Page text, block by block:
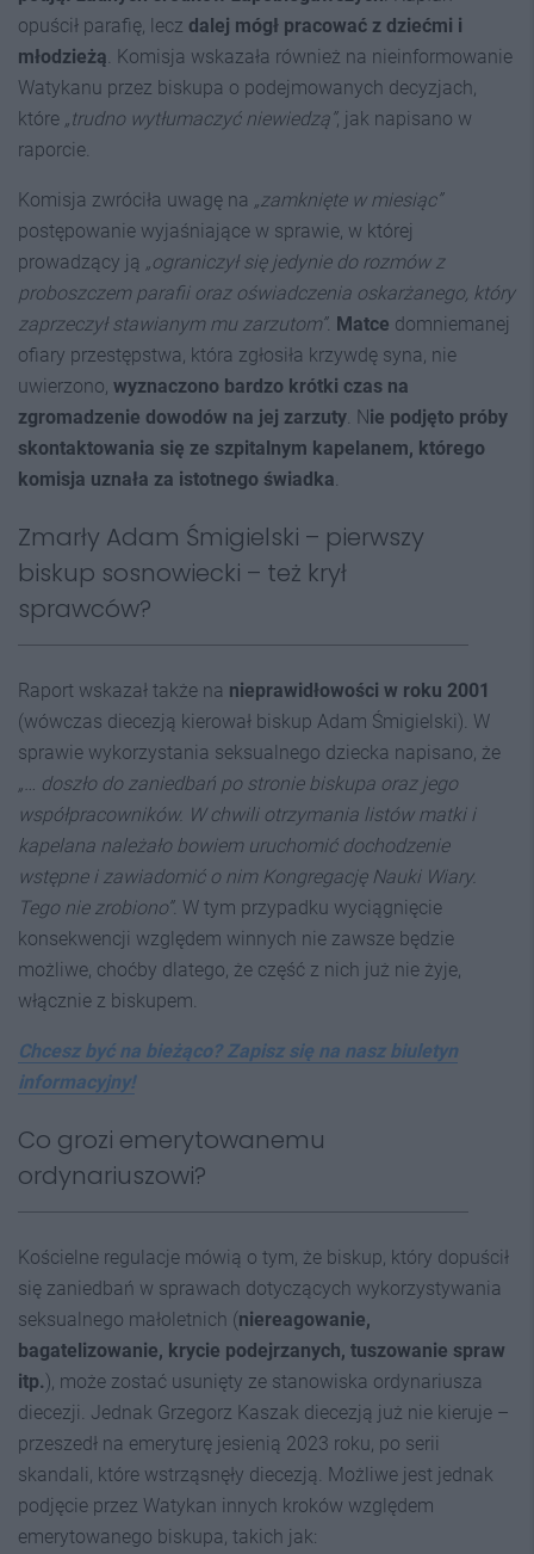
opuścił parafię, lecz dalej mógł pracować z dziećmi i
młodzieżą . Komisja wskazała również na nieinformowanie
Watykanu przez biskupa o podejmowanych decyzjach,
które „trudno wytłumaczyć niewiedzą”, jak napisano w
raporcie.
Komisja zwróciła uwagę na „zamknięte w miesiąc”
postępowanie wyjaśniające w sprawie, w której
prowadzący ją „ograniczył się jedynie do rozmów z
proboszczem parafii oraz oświadczenia oskarżanego, który
zaprzeczył stawianym mu zarzutom”. Matce domniemanej
ofiary przestępstwa, która zgłosiła krzywdę syna, nie
uwierzono, wyznaczono bardzo krótki czas na
zgromadzenie dowodów na jej zarzuty . Nie podjęto próby
skontaktowania się ze szpitalnym kapelanem, którego
komisja uznała za istotnego świadka
Zmarły Adam Śmigielski – pierwszy
biskup sosnowiecki – też krył
sprawców?
Raport wskazał także na nieprawidłowości w roku 2001
(wówczas diecezją kierował biskup Adam Śmigielski). W
sprawie wykorzystania seksualnego dziecka napisano, że
„… doszło do zaniedbań po stronie biskupa oraz jego
współpracowników. W chwili otrzymania listów matki i
kapelana należało bowiem uruchomić dochodzenie
wstępne i zawiadomić o nim Kongregację Nauki Wiary.
Tego nie zrobiono”. W tym przypadku wyciągnięcie
konsekwencji względem winnych nie zawsze będzie
możliwe, choćby dlatego, że część z nich już nie żyje,
włącznie z biskupem.
Chcesz być na bieżąco? Zapisz się na nasz biuletyn
informacyjny!
Co grozi emerytowanemu
ordynariuszowi?
Kościelne regulacje mówią o tym, że biskup, który dopuścił
się zaniedbań w sprawach dotyczących wykorzystywania
seksualnego małoletnich (niereagowanie,
bagatelizowanie, krycie podejrzanych, tuszowanie spraw
itp.), może zostać usunięty ze stanowiska ordynariusza
diecezji. Jednak Grzegorz Kaszak diecezją już nie kieruje –
przeszedł na emeryturę jesienią 2023 roku, po serii
skandali, które wstrząsnęły diecezją. Możliwe jest jednak
podjęcie przez Watykan innych kroków względem
emerytowanego biskupa, takich jak: